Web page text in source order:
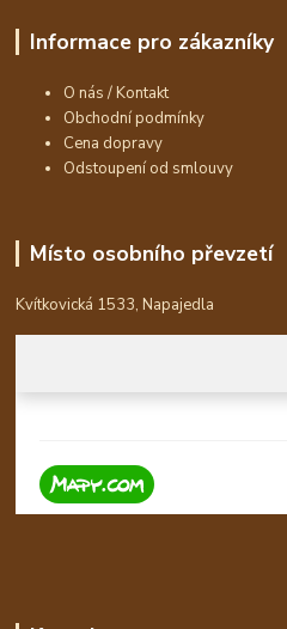
Informace pro zákazníky
O nás / Kontakt
Obchodní podmínky
Cena dopravy
Odstoupení od smlouvy
Místo osobního převzetí
Kvítkovická 1533, Napajedla